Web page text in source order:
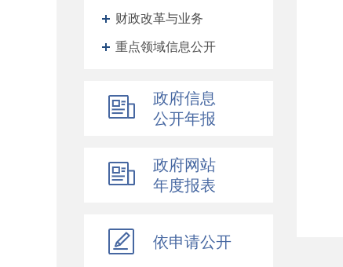
财政改革与业务
重点领域信息公开
政府信息
公开年报
政府网站
年度报表
依申请公开